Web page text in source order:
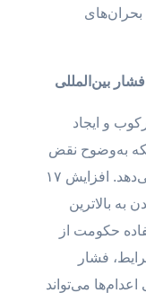
بحران‌های
بین‌المللی
و ایجاد
به‌وضوح نقض
حق حیات و عدالت قضایی را نشان می‌دهد. افزایش ۱۷
سال ۲۰۲۴ و رسیدن به بالاترین
حکومت از
فشار
می‌تواند